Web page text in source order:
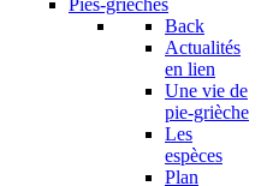
Pies-grièches
Back
Actualités
en lien
Une vie de
pie-grièche
Les
espèces
Plan